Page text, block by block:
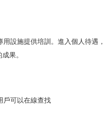
設施提供培訓。進入個人待遇，
果。
戶可以在線查找